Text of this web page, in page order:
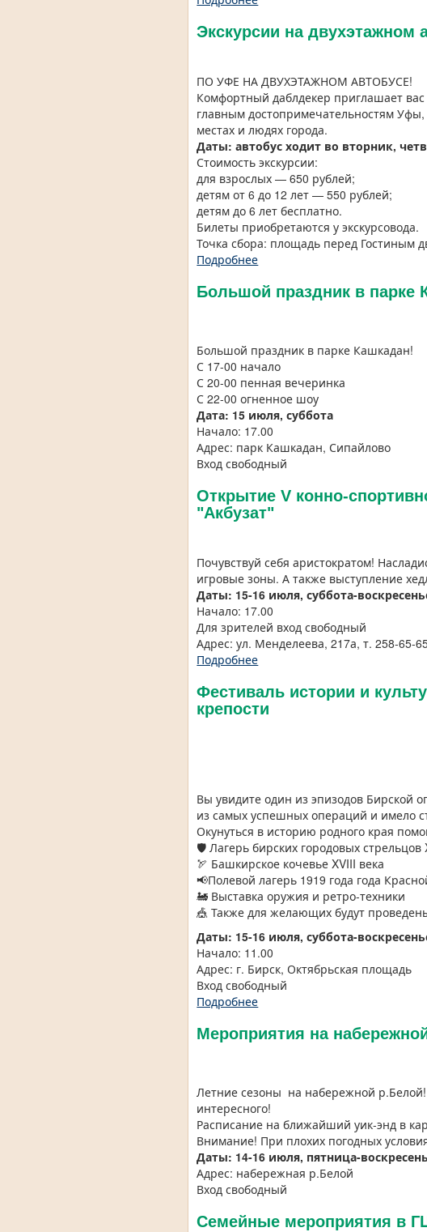
Экскурсии на двухэтажном
ПО УФЕ НА ДВУХЭТАЖНОМ АВТОБУСЕ!
Комфортный даблдекер приглашает
главным достопримечательностям
местах и людях города.
Даты: автобус ходит во вторник,
Стоимость экскурсии:
для взрослых — 650 рублей;
детям от 6 до 12 лет — 550 рублей;
детям до 6 лет бесплатно.
Билеты приобретаются у экскурсовода.
Точка сбора: площадь перед Гостиным
Подробнее
Большой праздник в парке
Большой праздник в парке Кашкадан!
С 17-00 начало
С 20-00 пенная вечеринка
С 22-00 огненное шоу
Дата: 15 июля, суббота
Начало: 17.00
Адрес: парк Кашкадан, Сипайлово
Вход свободный
Открытие V конно-
"Акбузат"
Почувствуй себя аристократом!
игровые зоны. А также выступление
Даты: 15-16 июля, суббота-
Начало: 17.00
Для зрителей вход свободный
Адрес: ул. Менделеева, 217а, т. 258-65-
Подробнее
Фестиваль истории и
крепости
Вы увидите один из эпизодов Бирской
из самых успешных операций и имело
Окунуться в историю родного края
🛡 Лагерь бирских городовых стрельцов
🏹 Башкирское кочевье XVIII века
📢Полевой лагерь 1919 года года
🚂 Выставка оружия и ретро-техники
🎪 Также для желающих будут
Даты: 15-16 июля, суббота-
Начало: 11.00
Адрес: г. Бирск, Октябрьская площадь
Вход свободный
Подробнее
Мероприятия на
Летние сезоны на набережной
интересного!
Расписание на ближайший уик-энд в
Внимание! При плохих погодных
Даты: 14-16 июля, пятница-
Адрес: набережная р.Белой
Вход свободный
Семейные мероприятия в